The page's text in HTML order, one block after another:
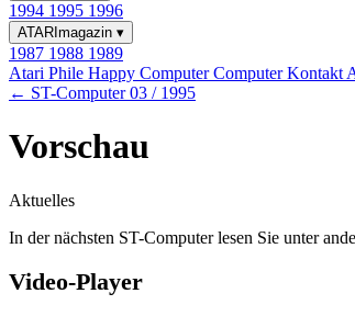
1994 1995 1996
ATARImagazin ▾
1987 1988 1989
Atari Phile Happy ComputerComputer Kontakt
← ST-Computer 03 / 1995
Vorschau
Aktuelles
In der nächsten ST-Computer lesen Sie unter
Video-Player